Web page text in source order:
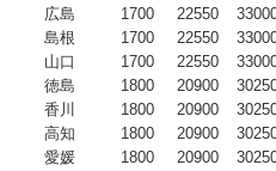
広島
1700 22550
島根
1700 22550
山口
1700 22550
徳島
1800 20900
香川
1800 20900
高知
1800 20900
愛媛
1800 20900